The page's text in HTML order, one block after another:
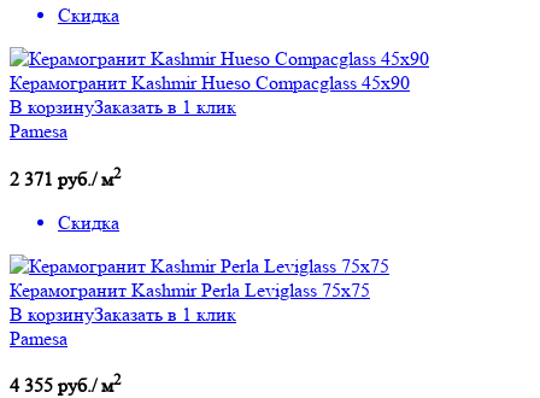
Скидка
Керамогранит Kashmir Hueso Compacglass 45x90
В корзинуЗаказать в 1 клик
Pamesa
2 371 руб./ м2
Скидка
Керамогранит Kashmir Perla Leviglass 75x75
В корзинуЗаказать в 1 клик
Pamesa
4 355 руб./ м2